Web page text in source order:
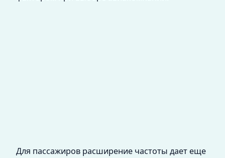
Для пассажиров расширение частоты дает еще